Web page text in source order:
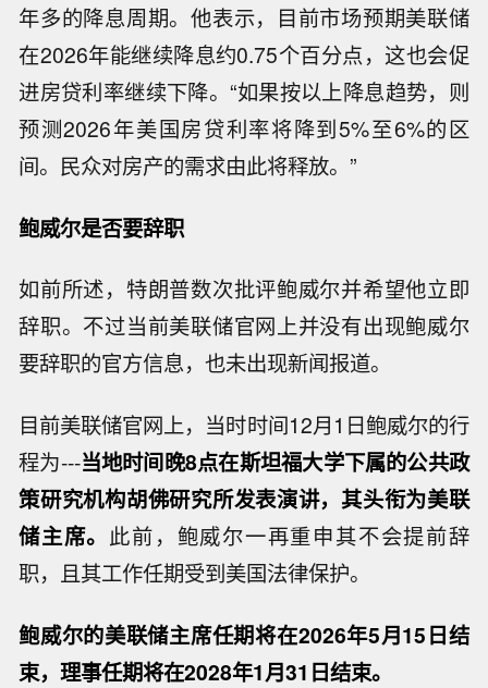
年多的降息周期。他表示，目前市场预期美联储
在2026年能继续降息约0.75个百分点，这也会促
进房贷利率继续下降。“如果按以上降息趋势，则
预测2026年美国房贷利率将降到5%至6%的区
间。民众对房产的需求由此将释放。”
鲍威尔是否要辞职
如前所述，特朗普数次批评鲍威尔并希望他立即
辞职。不过当前美联储官网上并没有出现鲍威尔
要辞职的官方信息，也未出现新闻报道。
目前美联储官网上，当时时间12月1日鲍威尔的行
程为---当地时间晚8点在斯坦福大学下属的公共政
策研究机构胡佛研究所发表演讲，其头衔为美联
储主席。 此前，鲍威尔一再重申其不会提前辞
职，且其工作任期受到美国法律保护。
鲍威尔的美联储主席任期将在2026年5月15日结
束，理事任期将在2028年1月31日结束。